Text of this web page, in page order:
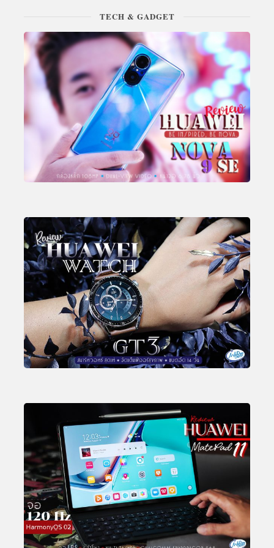
TECH & GADGET